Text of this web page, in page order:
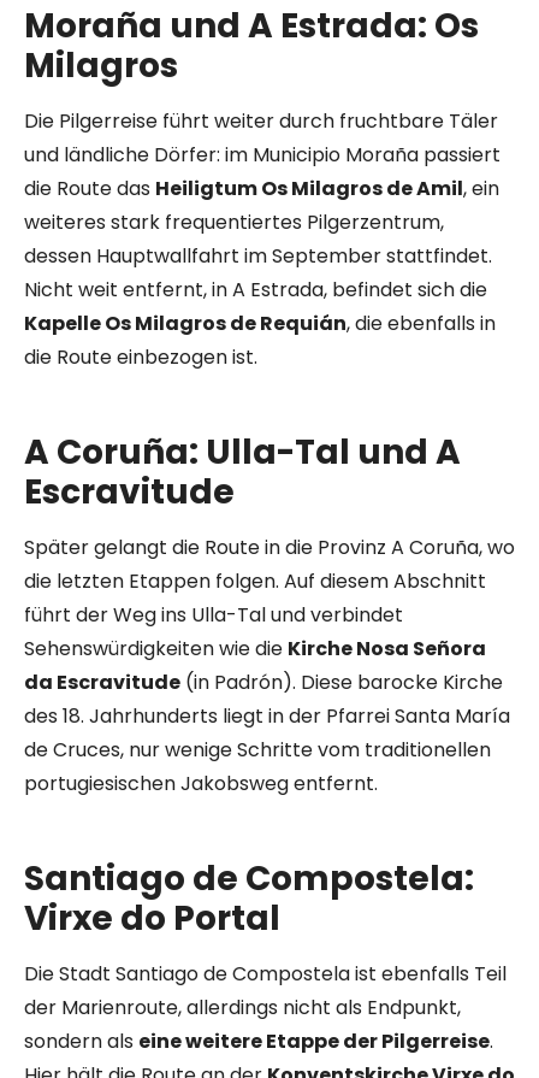
Moraña und A Estrada: Os
Milagros
Die Pilgerreise führt weiter durch fruchtbare Täler
und ländliche Dörfer: im Municipio Moraña passiert
die Route das Heiligtum Os Milagros de Amil, ein
weiteres stark frequentiertes Pilgerzentrum,
dessen Hauptwallfahrt im September stattfindet.
Nicht weit entfernt, in A Estrada, befindet sich die
Kapelle Os Milagros de Requián, die ebenfalls in
die Route einbezogen ist.
A Coruña: Ulla-Tal und A
Escravitude
Später gelangt die Route in die Provinz A Coruña, wo
die letzten Etappen folgen. Auf diesem Abschnitt
führt der Weg ins Ulla-Tal und verbindet
Sehenswürdigkeiten wie die Kirche Nosa Señora
da Escravitude (in Padrón). Diese barocke Kirche
des 18. Jahrhunderts liegt in der Pfarrei Santa María
de Cruces, nur wenige Schritte vom traditionellen
portugiesischen Jakobsweg entfernt.
Santiago de Compostela:
Virxe do Portal
Die Stadt Santiago de Compostela ist ebenfalls Teil
der Marienroute, allerdings nicht als Endpunkt,
sondern als eine weitere Etappe der Pilgerreise.